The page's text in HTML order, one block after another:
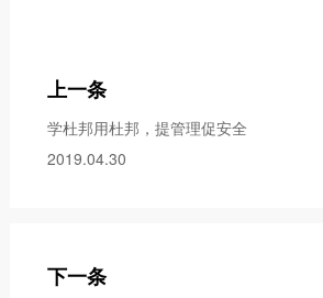
上一条
学杜邦用杜邦，提管理促安全
2019.04.30
下一条